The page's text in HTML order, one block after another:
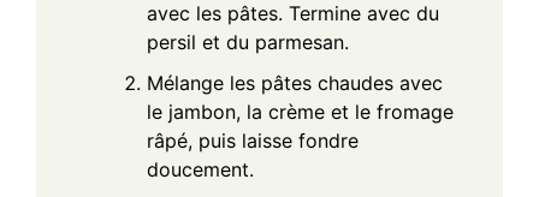
avec les pâtes. Termine avec du
persil et du parmesan.
Mélange les pâtes chaudes avec
le jambon, la crème et le fromage
râpé, puis laisse fondre
doucement.